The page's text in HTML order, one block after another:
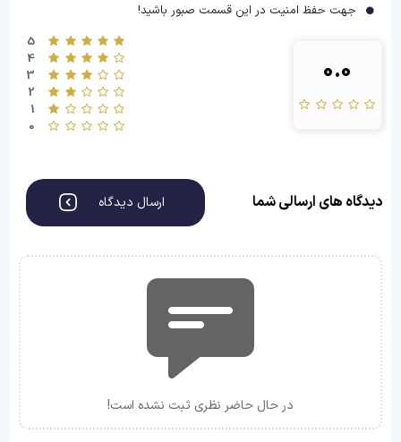
جهت حفظ امنیت در این قسمت صبور باشید!
0.0
5
4
3
2
1
0
دیدگاه های ارسالی شما ارسال دیدگاه
در حال حاضر نظری ثبت نشده است!